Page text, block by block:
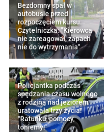
Bezdomny spał w
autobusie przed
rozpoczęciem kursu.
Czytelniczka: "Kierowca
nie zareagował, zapach
nie do wytrzymania"
Policjantka podczas
spędzania czasu wolnego
z rodziną nad jeziorem
uratowała trzy życia!
"Ratunku, pomocy,
toniemy!"